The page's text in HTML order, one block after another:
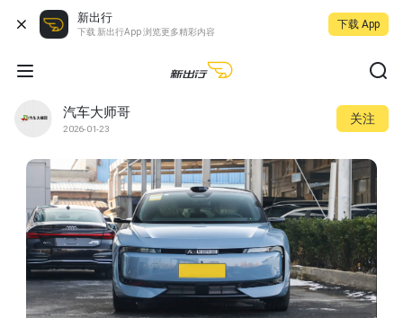
新出行
下载 新出行App 浏览更多精彩内容
下载 App
汽车大师哥
2026-01-23
关注